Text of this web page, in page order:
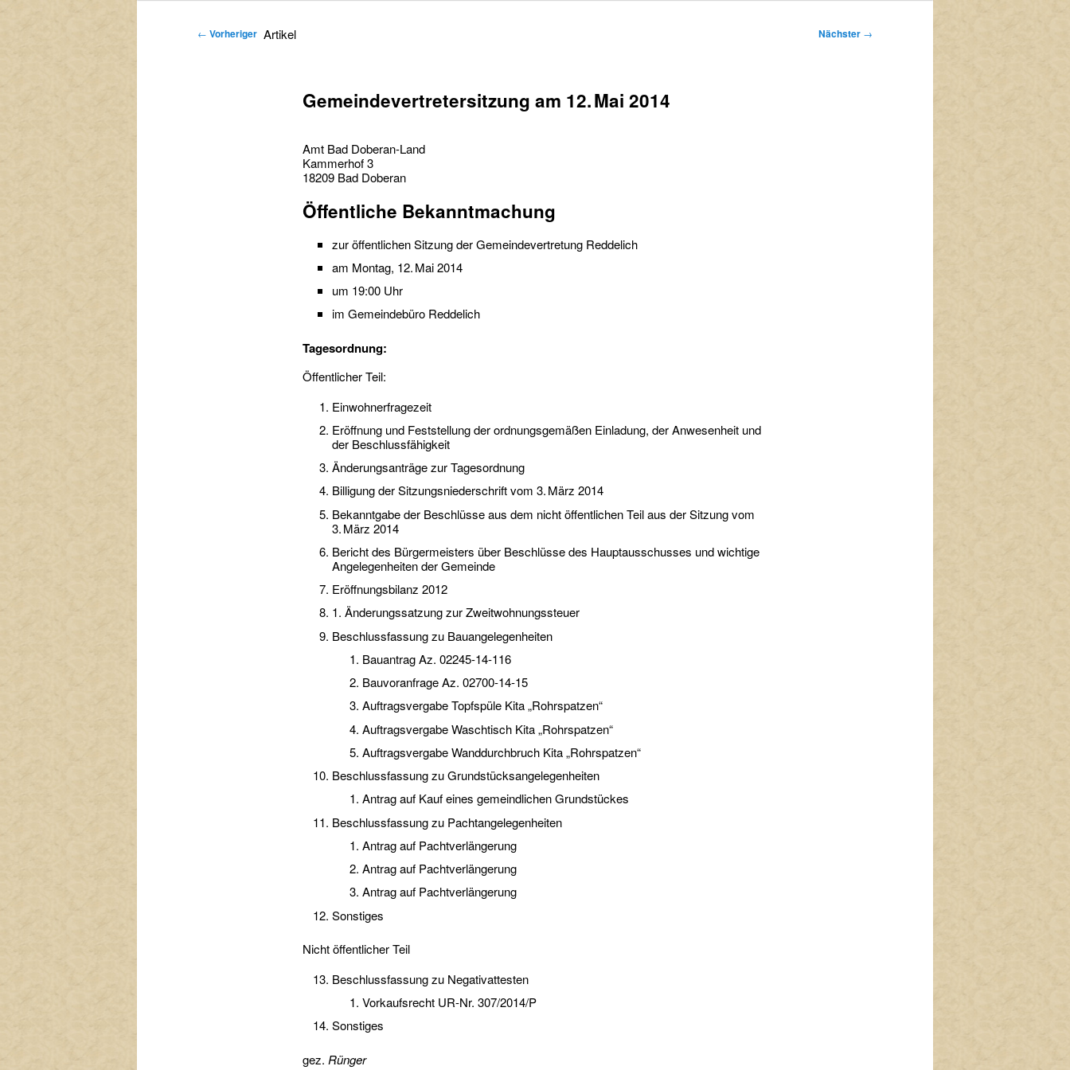
Artikel
← Vorheriger Nächster →
Gemeindevertretersitzung am 12. Mai 2014
Amt Bad Doberan-Land
Kammerhof 3
18209 Bad Doberan
Öffentliche Bekanntmachung
zur öffentlichen Sitzung der Gemeindevertretung Reddelich
am Montag, 12. Mai 2014
um 19:00 Uhr
im Gemeindebüro Reddelich
Tagesordnung:
Öffentlicher Teil:
Einwohnerfragezeit
Eröffnung und Feststellung der ordnungsgemäßen Einladung, der Anwesenheit und
der Beschlussfähigkeit
Änderungsanträge zur Tagesordnung
Billigung der Sitzungsniederschrift vom 3. März 2014
Bekanntgabe der Beschlüsse aus dem nicht öffentlichen Teil aus der Sitzung vom
3. März 2014
Bericht des Bürgermeisters über Beschlüsse des Hauptausschusses und wichtige
Angelegenheiten der Gemeinde
Eröffnungsbilanz 2012
1. Änderungssatzung zur Zweitwohnungssteuer
Beschlussfassung zu Bauangelegenheiten
Bauantrag Az. 02245-14-116
Bauvoranfrage Az. 02700-14-15
Auftragsvergabe Topfspüle Kita „Rohrspatzen“
Auftragsvergabe Waschtisch Kita „Rohrspatzen“
Auftragsvergabe Wanddurchbruch Kita „Rohrspatzen“
Beschlussfassung zu Grundstücksangelegenheiten
Antrag auf Kauf eines gemeindlichen Grundstückes
Beschlussfassung zu Pachtangelegenheiten
Antrag auf Pachtverlängerung
Antrag auf Pachtverlängerung
Antrag auf Pachtverlängerung
Sonstiges
Nicht öffentlicher Teil
Beschlussfassung zu Negativattesten
Vorkaufsrecht UR-Nr. 307/2014/P
Sonstiges
gez. Rünger